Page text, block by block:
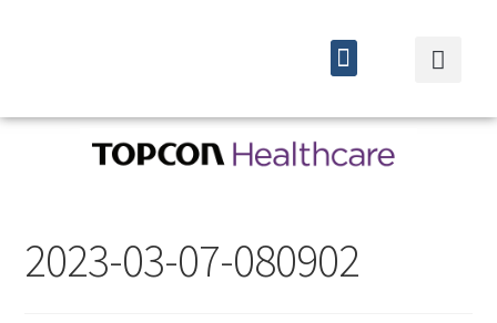
2023-03-07-080902